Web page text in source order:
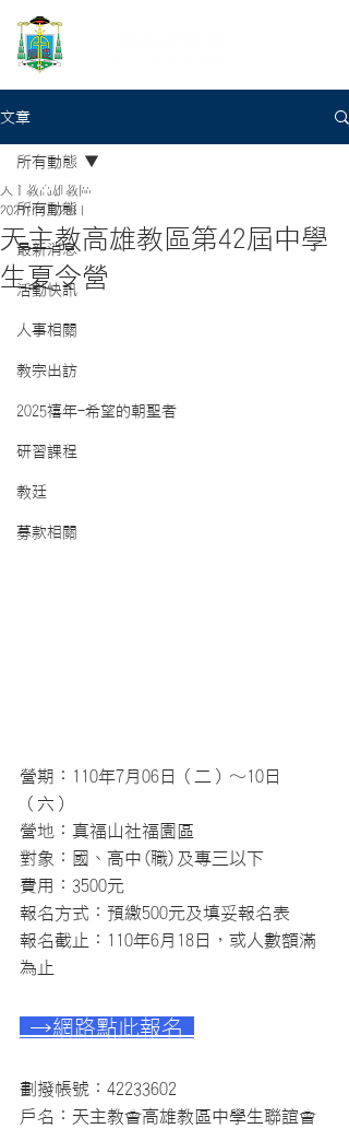
文章
所有動態
最新消息
活動快訊
人事相關
教宗出訪
2025禧年-希望的朝聖者
研習課程
教廷
募款相關
所有動態
天主教高雄教區第42屆中學
生夏令營
天主教高雄教區
2021年4月28日
營期：110年7月06日（二）～10日
（六）
營地：真福山社福園區
對象：國、高中(職)及專三以下
費用：3500元
報名方式：預繳500元及填妥報名表
報名截止：110年6月18日，或人數額滿
為止
→網路點此報名
劃撥帳號：42233602
戶名：天主教會高雄教區中學生聯誼會